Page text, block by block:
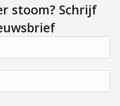
stoom? Schrijf